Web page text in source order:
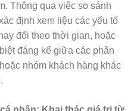
Thông qua việc so sánh
định xem liệu các yếu tố
đổi theo thời gian, hoặc
đáng kể giữa các phân
nhóm khách hàng khác